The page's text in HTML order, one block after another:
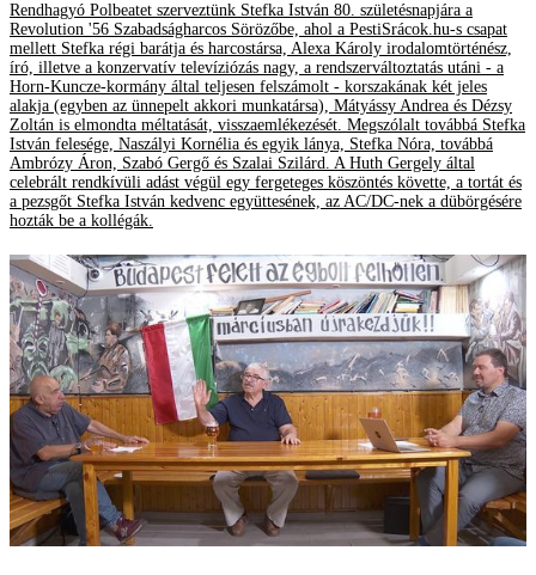
Rendhagyó Polbeatet szerveztünk Stefka István 80. születésnapjára a
Revolution '56 Szabadságharcos Sörözőbe, ahol a PestiSrácok.hu-s csapat
mellett Stefka régi barátja és harcostársa, Alexa Károly irodalomtörténész,
író, illetve a konzervatív televíziózás nagy, a rendszerváltoztatás utáni - a
Horn-Kuncze-kormány által teljesen felszámolt - korszakának két jeles
alakja (egyben az ünnepelt akkori munkatársa), Mátyássy Andrea és Dézsy
Zoltán is elmondta méltatását, visszaemlékezését. Megszólalt továbbá Stefka
István felesége, Naszályi Kornélia és egyik lánya, Stefka Nóra, továbbá
Ambrózy Áron, Szabó Gergő és Szalai Szilárd. A Huth Gergely által
celebrált rendkívüli adást végül egy fergeteges köszöntés követte, a tortát és
a pezsgőt Stefka István kedvenc együttesének, az AC/DC-nek a dübörgésére
hozták be a kollégák.